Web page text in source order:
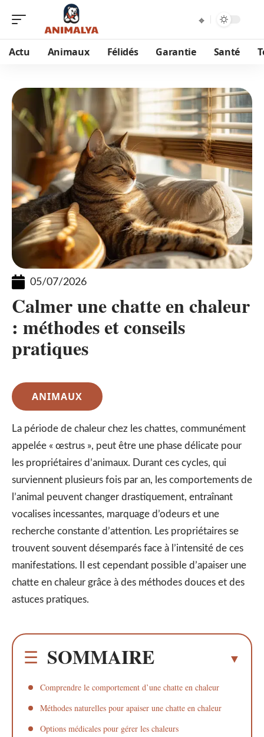
Actu Animaux Félidés Garantie Santé
05/07/2026
Calmer une chatte en chaleur
: méthodes et conseils
pratiques
ANIMAUX
La période de chaleur chez les chattes, communément
appelée « œstrus », peut être une phase délicate pour
les propriétaires d’animaux. Durant ces cycles, qui
surviennent plusieurs fois par an, les comportements de
l’animal peuvent changer drastiquement, entraînant
vocalises incessantes, marquage d’odeurs et une
recherche constante d’attention. Les propriétaires se
trouvent souvent désemparés face à l’intensité de ces
manifestations. Il est cependant possible d’apaiser une
chatte en chaleur grâce à des méthodes douces et des
astuces pratiques.
SOMMAIRE
Comprendre le comportement d’une chatte en chaleur
Méthodes naturelles pour apaiser une chatte en chaleur
Options médicales pour gérer les chaleurs